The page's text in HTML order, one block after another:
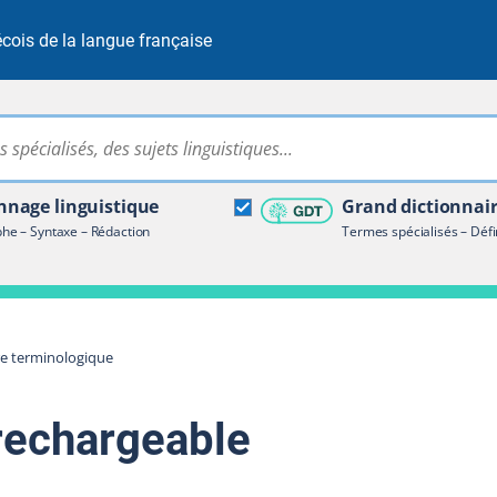
de la langue française
Rechercher dans tout le site
linguistique
– Syntaxe – Rédaction
Grand
Termes spécialisés –
terminologique
terminologique